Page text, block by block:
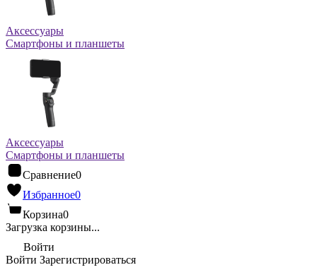
Аксессуары
Смартфоны и планшеты
Аксессуары
Смартфоны и планшеты
Сравнение0
Избранное0
Корзина0
Загрузка корзины...
Войти
Войти Зарегистрироваться